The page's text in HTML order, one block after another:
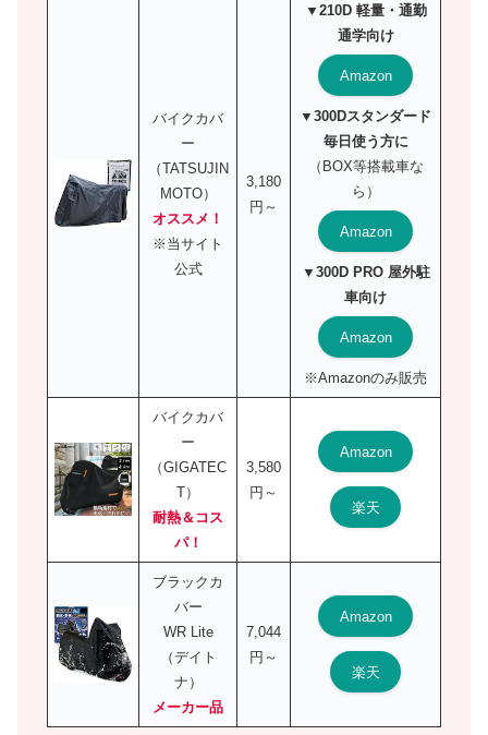
バイクカバ
ー
（TATSUJIN
MOTO）
オススメ！
※当サイト
公式
3,180
円～
▼210D 軽量・通勤
通学向け
Amazon
▼300Dスタンダード
毎日使う方に
（BOX等搭載車な
ら）
Amazon
▼300D PRO 屋外駐
車向け
Amazon
※Amazonのみ販売
バイクカバ
ー
（GIGATEC
T）
耐熱＆コス
パ！
3,580
円～
Amazon
楽天
ブラックカ
バー
WR Lite
（デイト
ナ）
メーカー品
7,044
円～
Amazon
楽天